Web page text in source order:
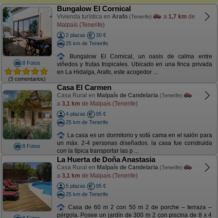
8 Fotos
(3 comentarios)
Bungalow El Cornical
Vivienda turística en Arafo (Tenerife) a 1,7 km de
Malpaís (Tenerife)
2 plazas
30 €
25 km de Tenerife
Bungalow El Cornical, un oasis de calma entre
viñedos y frutas tropicales. Ubicado en una finca privada
en La Hidalga, Arafo, este acogedor ...
8 Fotos
Casa El Carmen
Casa Rural en Malpaís de Candelaria (Tenerife)
a 3,1 km de Malpaís (Tenerife)
4 plazas
95 €
25 km de Tenerife
La casa es un dormitorio y sofá cama en el salón para
un máx. 2-4 personas diseñados. la casa fue construida
con la típica transportar las p ...
La Huerta de Doña Anastasia
Casa Rural en Malpaís de Candelaria (Tenerife)
a 3,1 km de Malpaís (Tenerife)
5 plazas
95 €
25 km de Tenerife
Casa de 60 m 2 con 50 m 2 de porche – terraza –
pérgola. Posee un jardín de 300 m 2 con piscina de 8 x 4